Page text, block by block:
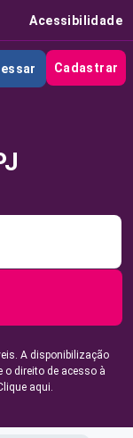
Acessibilidade
Cadastrar
A disponibilização
o direito de acesso à
aqui.